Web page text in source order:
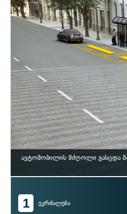
ავტომობილის მძღოლი გასცდა
1 ეკრძალება